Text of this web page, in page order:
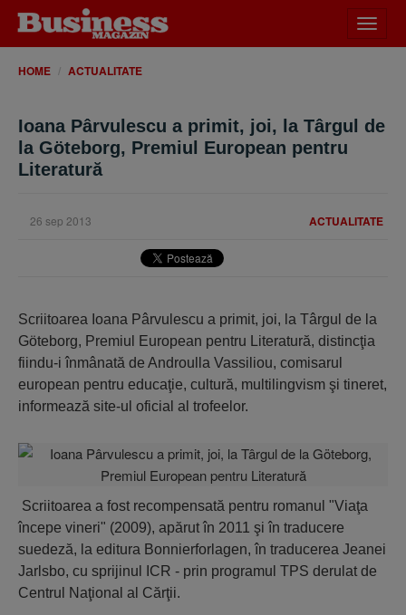
meniu
HOME ACTUALITATE
Ioana Pârvulescu a primit, joi, la Târgul de
la Göteborg, Premiul European pentru
Literatură
ACTUALITATE
26 sep 2013
Scriitoarea Ioana Pârvulescu a primit, joi, la Târgul de la
Göteborg, Premiul European pentru Literatură, distincţia
fiindu-i înmânată de Androulla Vassiliou, comisarul
european pentru educaţie, cultură, multilingvism şi tineret,
informează site-ul oficial al trofeelor.
Scriitoarea a fost recompensată pentru romanul "Viaţa
începe vineri" (2009), apărut în 2011 şi în traducere
suedeză, la editura Bonnierforlagen, în traducerea Jeanei
Jarlsbo, cu sprijinul ICR - prin programul TPS derulat de
Centrul Naţional al Cărţii.